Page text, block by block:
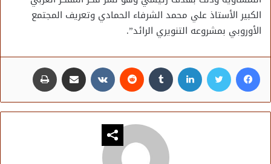
الكبير الأستاذ علي محمد الشرفاء الحمادي وتعريف المجتمع
الأوروبي بمشروعه التنويري الرائد”.
فيسبوك تويتر لينكدإن مشاركة عبر البريد